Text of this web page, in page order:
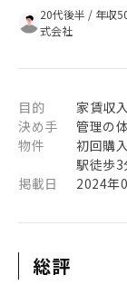
20代後半 / 年収
式会社
目的
家賃収入
決め手
管理の
物件
初回購
駅徒歩
掲載日
2024年
総評